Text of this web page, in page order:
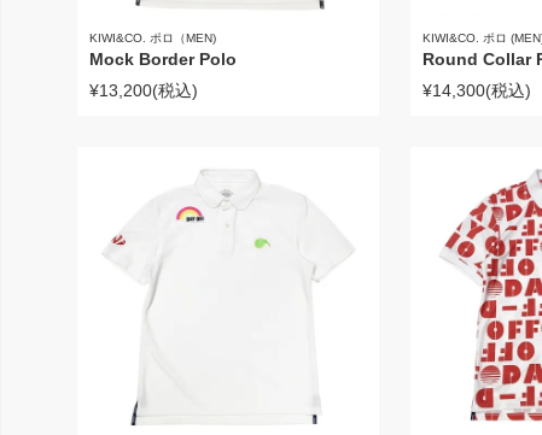
KIWI&CO. ポロ（MEN)
Mock Border Polo
¥13,200(税込)
KIWI&CO. ポロ
Round Collar
¥14,300(税込)